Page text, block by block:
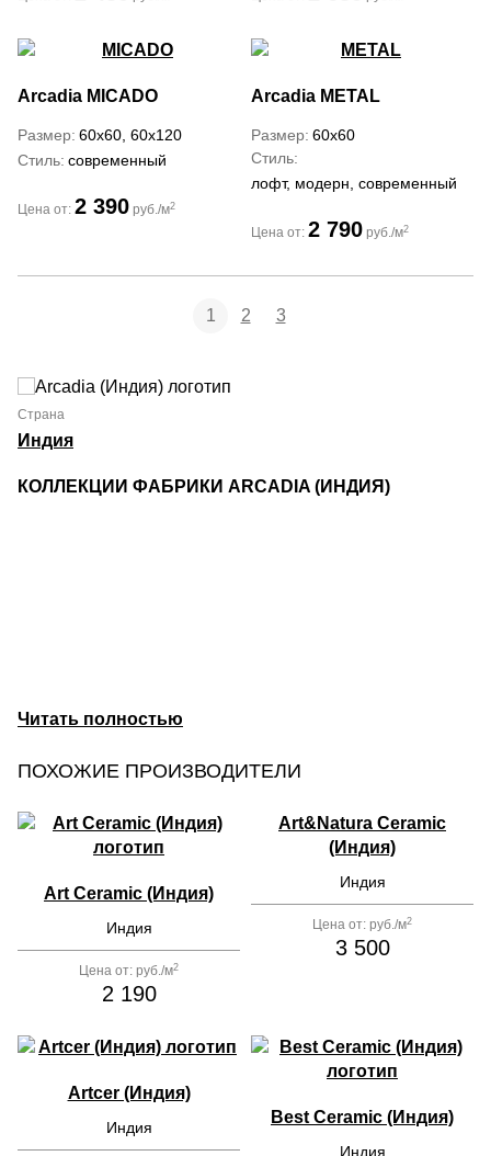
Arcadia MICADO
Размер 60x60, 60x120
Стиль современный
Цена от: 2 390 руб./м2
Arcadia METAL
Размер 60x60
Стиль
лофт, модерн, современный
Цена от: 2 790 руб./м2
1 2 3
Страна
Индия
КОЛЛЕКЦИИ ФАБРИКИ ARCADIA (ИНДИЯ)
ПОХОЖИЕ ПРОИЗВОДИТЕЛИ
Art Ceramic (Индия)
Индия
Цена от:
2 190
руб./м2
Art&Natura Ceramic
(Индия)
Индия
Цена от:
3 500
руб./м2
Artcer (Индия)
Индия
Best Ceramic (Индия)
Индия